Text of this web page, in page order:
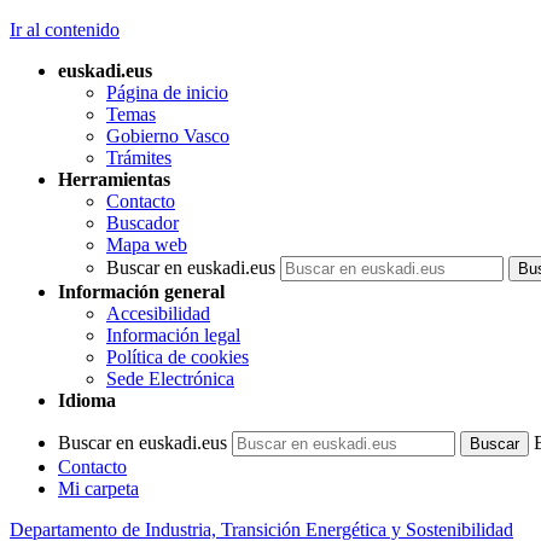
Ir al contenido
euskadi.eus
Página de inicio
Temas
Gobierno Vasco
Trámites
Herramientas
Contacto
Buscador
Mapa web
Buscar en euskadi.eus
Información general
Accesibilidad
Información legal
Política de cookies
Sede Electrónica
Idioma
Buscar en euskadi.eus
Contacto
Mi carpeta
Departamento de Industria, Transición Energética y Sostenibilidad